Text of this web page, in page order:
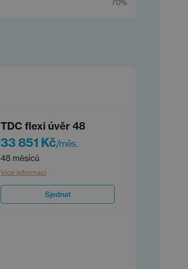
70%
TDC flexi úvěr 48
33 851 Kč/měs.
48 měsíců
Více informací
Sjednat